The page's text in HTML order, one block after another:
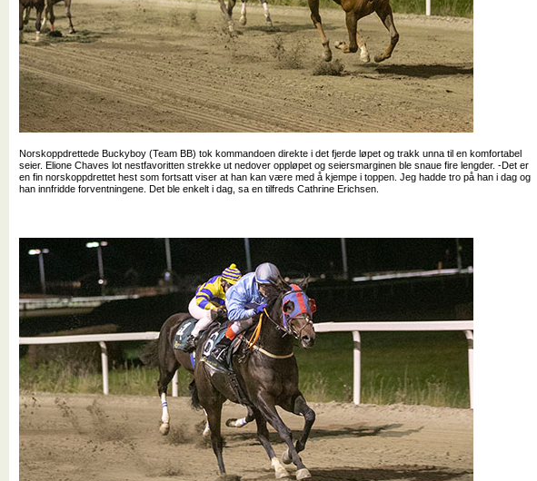
Norskoppdrettede Buckyboy (Team BB) tok kommandoen direkte i det fjerde løpet og trakk unna til en komfortabel
seier. Elione Chaves lot nestfavoritten strekke ut nedover oppløpet og seiersmarginen ble snaue fire lengder. -Det er
en fin norskoppdrettet hest som fortsatt viser at han kan være med å kjempe i toppen. Jeg hadde tro på han i dag og
han innfridde forventningene. Det ble enkelt i dag, sa en tilfreds Cathrine Erichsen.